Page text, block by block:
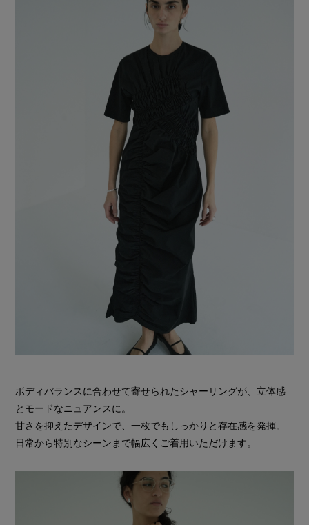
ボディバランスに合わせて寄せられたシャーリングが、立体感
とモードなニュアンスに。
甘さを抑えたデザインで、一枚でもしっかりと存在感を発揮。
日常から特別なシーンまで幅広くご着用いただけます。